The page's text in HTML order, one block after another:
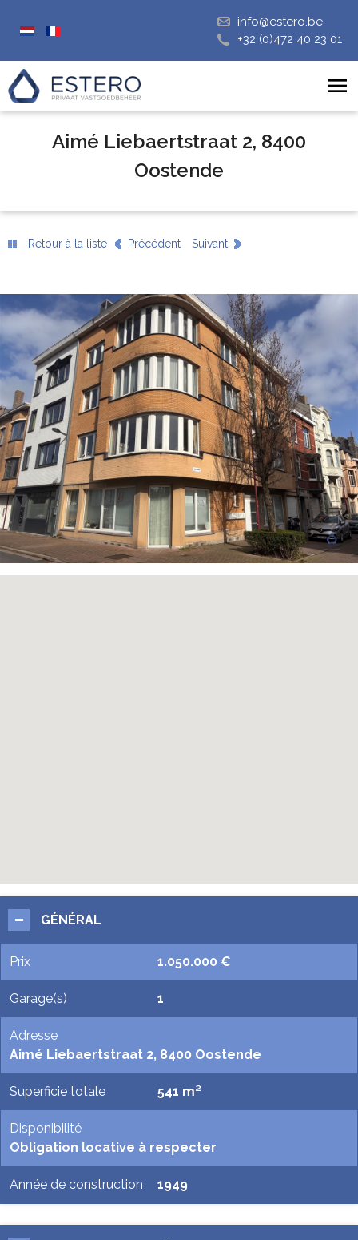
info@estero.be
+32 (0)472 40 23 01
Aimé Liebaertstraat 2, 8400
Oostende
Retour à la liste Précédent Suivant
GÉNÉRAL
Prix 1.050.000 €
Garage(s) 1
Adresse
Aimé Liebaertstraat 2, 8400 Oostende
Superficie totale 541 m²
Disponibilité
Obligation locative à respecter
Année de construction 1949